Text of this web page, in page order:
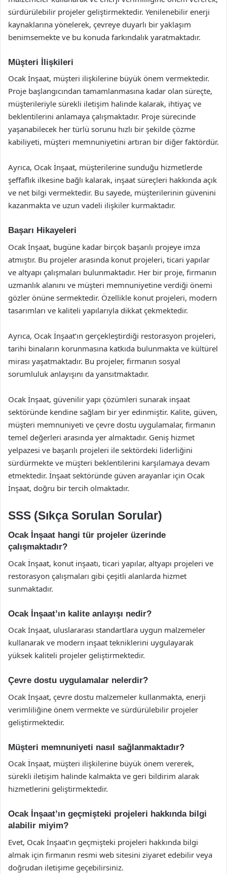
sürdürülebilir projeler geliştirmektedir. Yenilenebilir enerji
kaynaklarına yönelerek, çevreye duyarlı bir yaklaşım
benimsemekte ve bu konuda farkındalık yaratmaktadır.
Müşteri İlişkileri
Ocak İnşaat, müşteri ilişkilerine büyük önem vermektedir.
Proje başlangıcından tamamlanmasına kadar olan süreçte,
müşterileriyle sürekli iletişim halinde kalarak, ihtiyaç ve
beklentilerini anlamaya çalışmaktadır. Proje sürecinde
yaşanabilecek her türlü sorunu hızlı bir şekilde çözme
kabiliyeti, müşteri memnuniyetini artıran bir diğer faktördür.
Ayrıca, Ocak İnşaat, müşterilerine sunduğu hizmetlerde
şeffaflık ilkesine bağlı kalarak, inşaat süreçleri hakkında açık
ve net bilgi vermektedir. Bu sayede, müşterilerinin güvenini
kazanmakta ve uzun vadeli ilişkiler kurmaktadır.
Başarı Hikayeleri
Ocak İnşaat, bugüne kadar birçok başarılı projeye imza
atmıştır. Bu projeler arasında konut projeleri, ticari yapılar
ve altyapı çalışmaları bulunmaktadır. Her bir proje, firmanın
uzmanlık alanını ve müşteri memnuniyetine verdiği önemi
gözler önüne sermektedir. Özellikle konut projeleri, modern
tasarımları ve kaliteli yapılarıyla dikkat çekmektedir.
Ayrıca, Ocak İnşaat’ın gerçekleştirdiği restorasyon projeleri,
tarihi binaların korunmasına katkıda bulunmakta ve kültürel
mirası yaşatmaktadır. Bu projeler, firmanın sosyal
sorumluluk anlayışını da yansıtmaktadır.
Ocak İnşaat, güvenilir yapı çözümleri sunarak inşaat
sektöründe kendine sağlam bir yer edinmiştir. Kalite, güven,
müşteri memnuniyeti ve çevre dostu uygulamalar, firmanın
temel değerleri arasında yer almaktadır. Geniş hizmet
yelpazesi ve başarılı projeleri ile sektördeki liderliğini
sürdürmekte ve müşteri beklentilerini karşılamaya devam
etmektedir. İnşaat sektöründe güven arayanlar için Ocak
İnşaat, doğru bir tercih olmaktadır.
SSS (Sıkça Sorulan Sorular)
Ocak İnşaat hangi tür projeler üzerinde
çalışmaktadır?
Ocak İnşaat, konut inşaatı, ticari yapılar, altyapı projeleri ve
restorasyon çalışmaları gibi çeşitli alanlarda hizmet
sunmaktadır.
Ocak İnşaat’ın kalite anlayışı nedir?
Ocak İnşaat, uluslararası standartlara uygun malzemeler
kullanarak ve modern inşaat tekniklerini uygulayarak
yüksek kaliteli projeler geliştirmektedir.
Çevre dostu uygulamalar nelerdir?
Ocak İnşaat, çevre dostu malzemeler kullanmakta, enerji
verimliliğine önem vermekte ve sürdürülebilir projeler
geliştirmektedir.
Müşteri memnuniyeti nasıl sağlanmaktadır?
Ocak İnşaat, müşteri ilişkilerine büyük önem vererek,
sürekli iletişim halinde kalmakta ve geri bildirim alarak
hizmetlerini geliştirmektedir.
Ocak İnşaat’ın geçmişteki projeleri hakkında bilgi
alabilir miyim?
Evet, Ocak İnşaat’ın geçmişteki projeleri hakkında bilgi
almak için firmanın resmi web sitesini ziyaret edebilir veya
doğrudan iletişime geçebilirsiniz.